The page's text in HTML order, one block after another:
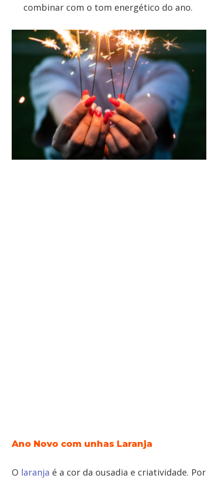
combinar com o tom energético do ano.
Ano Novo com unhas Laranja
O laranja é a cor da ousadia e criatividade. Por